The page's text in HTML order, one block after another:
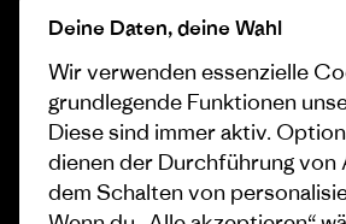
Progress Report
Business Unusual
Klimaziele
1% For The Planet
Wie wir finanzieren
Cookie
Karriere
Pressekontakt
Industry
Affiliate-
Deine Daten, deine Wahl
Wir verwenden essenzielle
grundlegende Funktionen
Diese sind immer aktiv.
dienen der Durchführung von
dem Schalten von